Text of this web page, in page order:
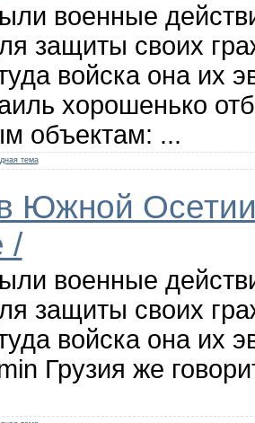
военные
защиты своих
войска она их
хорошенько
объектам: ...
тема
Южной
/
военные
защиты своих
войска она их
Грузия же